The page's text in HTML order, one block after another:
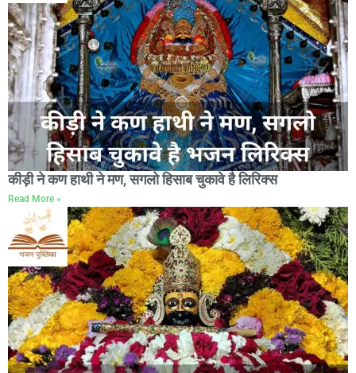
कीड़ी ने कण हाथी ने मण, सगलो हिसाब चुकावे है लिरिक्स
Read More »